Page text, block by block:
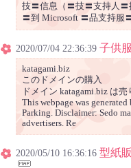
技〓信息（〓技〓支持人〓
〓到 Microsoft 〓品支持服
2020/07/04 22:36:39 子供
katagami.biz
このドメインの購入
ドメイン katagami.biz は
This webpage was
Parking. Disclaimer: Sedo
advertisers. Re
2020/05/10 16:36:16 型紙